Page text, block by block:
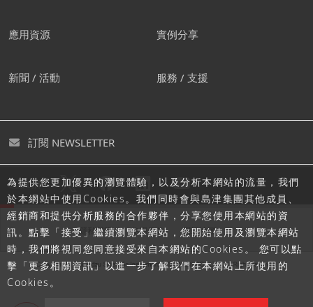
為提供您更加優異的瀏覽體驗，以及分析本網站的流量，我們
於本網站中使用Cookies。我們同時會與島津集團其他成員、
經銷商和提供分析服務的合作夥伴，分享您使用本網站的資
訊。點擊「接受」繼續瀏覽本網站，您開始使用及瀏覽本網站
時，我們將視同您同意接受來自本網站的Cookies。 您可以點
擊「更多相關資訊」以進一步了解我們在本網站上所使用的
Cookies。
應用資源 實例分享
新聞 / 活動 服務 / 支援
訂閱 NEWSLETTER
追蹤島津
隱私聲明 使用條款 網站地圖